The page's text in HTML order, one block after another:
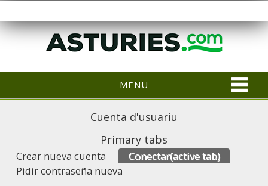
MENU
Cuenta d'usuariu
Primary tabs
Crear nueva cuenta Conectar(active tab)
Pidir contraseña nueva